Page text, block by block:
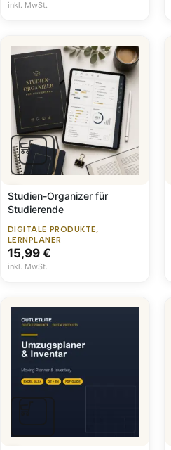
inkl. MwSt.
Studien-Organizer für
Studierende
DIGITALE PRODUKTE
LERNPLANER
15,99 €
inkl. MwSt.